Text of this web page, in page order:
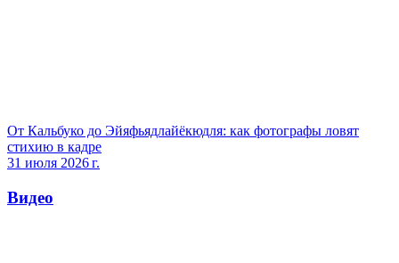
От Кальбуко до Эйяфьядлайёкюдля: как фотографы ловят
стихию в кадре
31 июля 2026 г.
Видео